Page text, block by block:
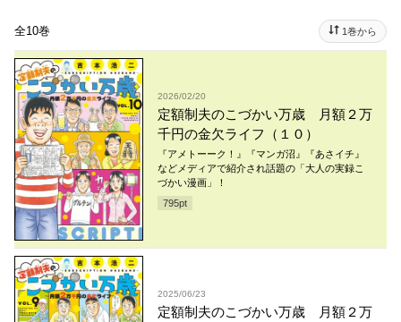
全10巻 1巻から
2026/02/20
定額制夫のこづかい万歳 月額２万
千円の金欠ライフ（１０）
『アメトーーク！』『マンガ沼』『あさイチ』
などメディアで紹介され話題の「大人の実録こ
づかい漫画」！
795pt
2025/06/23
定額制夫のこづかい万歳 月額２万